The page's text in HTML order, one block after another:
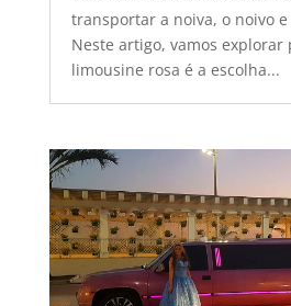
transportar a noiva, o noivo
Neste artigo, vamos explorar
limousine rosa é a escolha...